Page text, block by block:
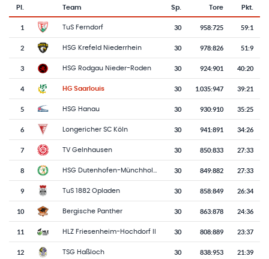
Tabelle mit Vereinsplatzierungen, Spielen, Toren und Punkten
Pl.
Team-Logo
Team Sp. Tore Pkt.
1 TuS Ferndorf 30 958:725 59:1
2 HSG Krefeld Niederrhein 30 978:826 51:9
3 HSG Rodgau Nieder-Roden 30 924:901 40:20
4 HG Saarlouis 30 1.035:947 39:21
5 HSG Hanau 30 930:910 35:25
6 Longericher SC Köln 30 941:891 34:26
7 TV Gelnhausen 30 850:833 27:33
8 HSG Dutenhofen-Münchholzhausen II 30 849:882 27:33
9 TuS 1882 Opladen 30 858:849 26:34
10 Bergische Panther 30 863:878 24:36
11 HLZ Friesenheim-Hochdorf II 30 808:889 23:37
12 TSG Haßloch 30 838:953 21:39